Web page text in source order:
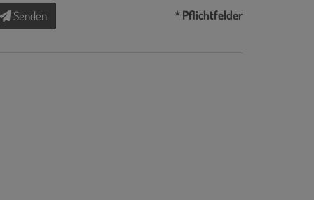
Senden * Pflichtfelder